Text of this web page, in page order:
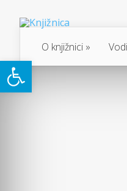
Open toolbar
O knjižnici